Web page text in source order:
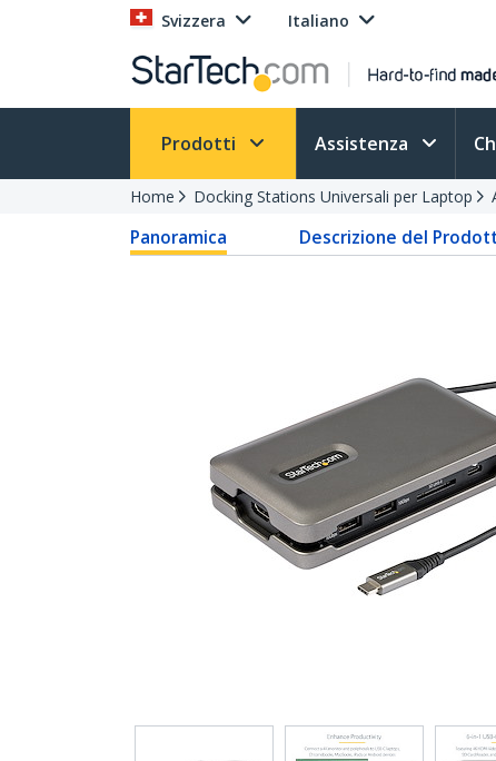
Svizzera Italiano
Prodotti Assistenza
Home Docking Stations Universali per Laptop
Panoramica Descrizione del